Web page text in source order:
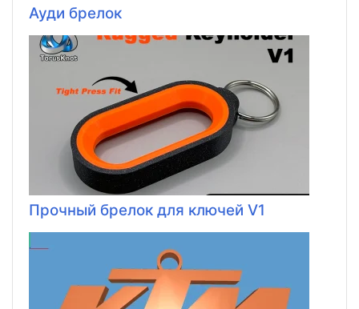
Ауди брелок
Прочный брелок для ключей V1